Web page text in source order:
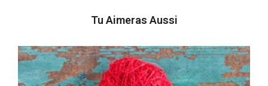
Tu Aimeras Aussi